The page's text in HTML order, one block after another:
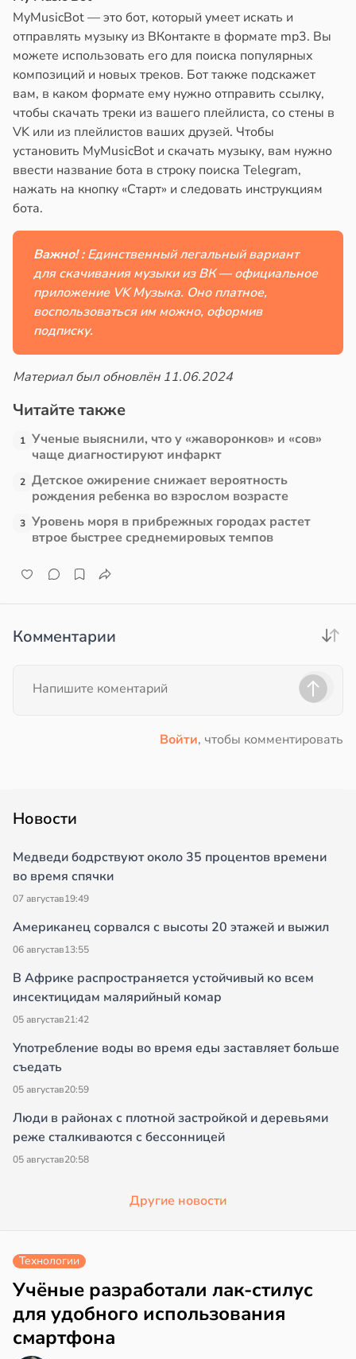
MyMusicBot — это бот, который умеет искать и
отправлять музыку из ВКонтакте в формате mp3. Вы
можете использовать его для поиска популярных
композиций и новых треков. Бот также подскажет
вам, в каком формате ему нужно отправить ссылку,
чтобы скачать треки из вашего плейлиста, со стены в
VK или из плейлистов ваших друзей. Чтобы
установить MyMusicBot и скачать музыку, вам нужно
ввести название бота в строку поиска Telegram,
нажать на кнопку «Старт» и следовать инструкциям
бота.
Важно! :Единственный легальный вариант
для скачивания музыки из ВК — официальное
приложение VK Музыка. Оно платное,
воспользоваться им можно, оформив
подписку.
Материал был обновлён 11.06.2024
Читайте также
1 Ученые выяснили, что у «жаворонков» и «сов»
чаще диагностируют инфаркт
2 Детское ожирение снижает вероятность
рождения ребенка во взрослом возрасте
3 Уровень моря в прибрежных городах растет
втрое быстрее среднемировых темпов
Комментарии
Войти, чтобы комментировать
Новости
Медведи бодрствуют около 35 процентов времени
во время спячки
07 августав19:49
Американец сорвался с высоты 20 этажей и выжил
06 августав13:55
В Африке распространяется устойчивый ко всем
инсектицидам малярийный комар
05 августав21:42
Употребление воды во время еды заставляет больше
съедать
05 августав20:59
Люди в районах с плотной застройкой и деревьями
реже сталкиваются с бессонницей
05 августав20:58
Другие новости
Технологии
Учёные разработали лак-стилус
для удобного использования
смартфона